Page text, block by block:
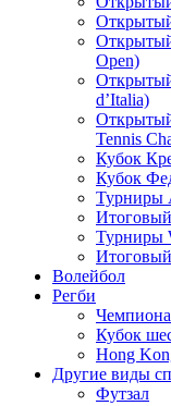
Open)
d’Italia)
Tennis
Кубок
Кубок
Турниры
Турниры
Волейбол
Регби
Кубок
Hong
Другие виды
Футзал